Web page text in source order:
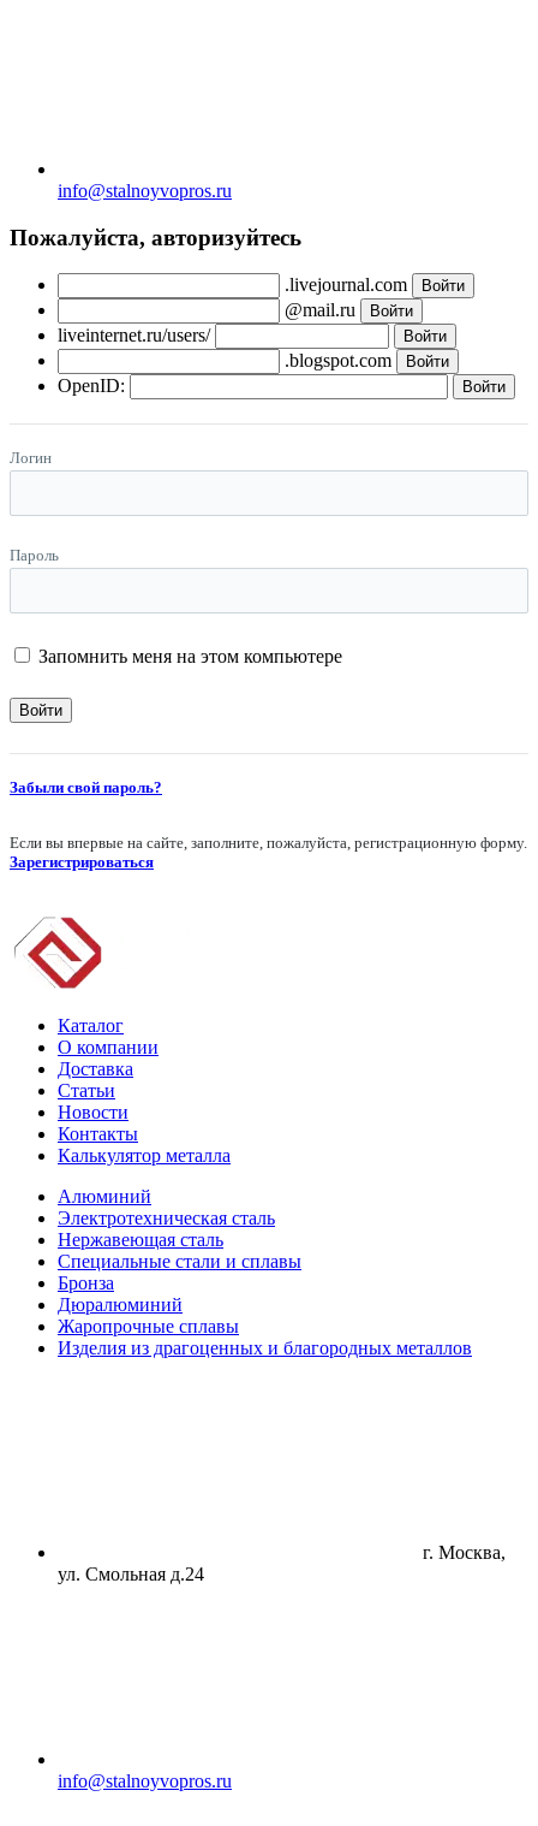
info@stalnoyvopros.ru
Пожалуйста, авторизуйтесь
.livejournal.com
@mail.ru
liveinternet.ru/users/
.blogspot.com
OpenID:
Логин
Пароль
Запомнить меня на этом компьютере
Забыли свой пароль?
Если вы впервые на сайте, заполните, пожалуйста, регистрационную форму.
Зарегистрироваться
Каталог
О компании
Доставка
Статьи
Новости
Контакты
Калькулятор металла
Алюминий
Электротехническая сталь
Нержавеющая сталь
Специальные стали и сплавы
Бронза
Дюралюминий
Жаропрочные сплавы
Изделия из драгоценных и благородных металлов
г. Москва,
ул. Смольная д.24
info@stalnoyvopros.ru